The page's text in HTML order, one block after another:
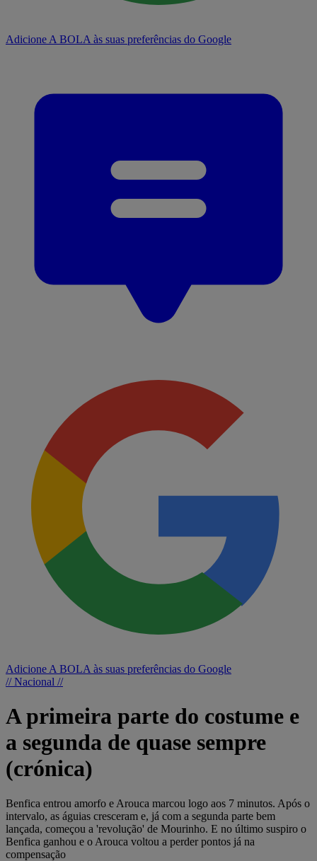
Adicione A BOLA às suas preferências do Google
Adicione A BOLA às suas preferências do Google
// Nacional //
A primeira parte do costume e
a segunda de quase sempre
(crónica)
Benfica entrou amorfo e Arouca marcou logo aos 7 minutos. Após o
intervalo, as águias cresceram e, já com a segunda parte bem
lançada, começou a 'revolução' de Mourinho. E no último suspiro o
Benfica ganhou e o Arouca voltou a perder pontos já na
compensação